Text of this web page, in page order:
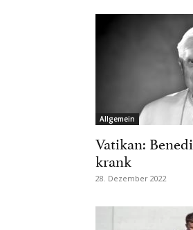
Allgemein
Vatikan:
krank
28. Dezember 2022